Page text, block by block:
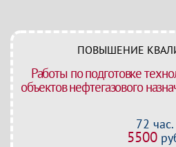
ПОВЫШЕНИЕ
Работы по подготовке
объектов нефтегазового
72 час.
5500